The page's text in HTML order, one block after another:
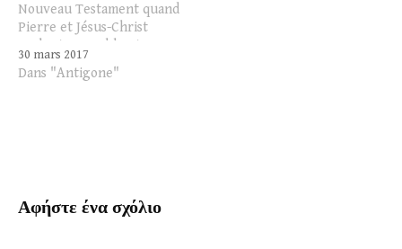
Nouveau Testament quand
Pierre et Jésus-Christ
parlent ensemble et que
Pierre insiste auprès de son
maître pour qu’il croie sa
30 mars 2017
Dans "Antigone"
Αφήστε ένα σχόλιο